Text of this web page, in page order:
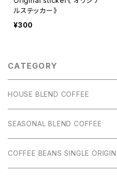
ルステッカー》
¥300
CATEGORY
HOUSE BLEND COFFEE
SEASONAL BLEND COFFEE
COFFEE BEANS SINGLE ORIGIN